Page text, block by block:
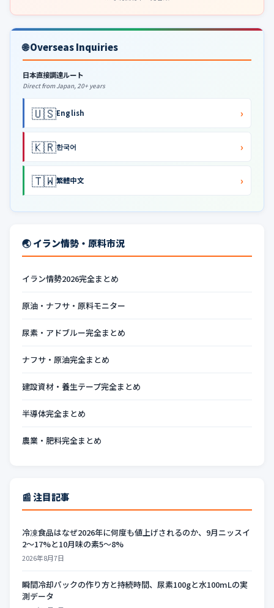
🌐 Overseas Inquiries
日本直接調達ルート
Direct from Japan, 20+ years
🇺🇸English ›
🇰🇷한국어 ›
🇹🇼繁體中文 ›
🌏 イラン情勢・原料市況
イラン情勢2026完全まとめ
原油・ナフサ・原料モニター
尿素・アドブルー完全まとめ
ナフサ・原油完全まとめ
建設資材・養生テープ完全まとめ
半導体完全まとめ
農業・肥料完全まとめ
📰 注目記事
冷凍食品はなぜ2026年に何度も値上げされるのか、9月ニッスイ
2〜17%と10月味の素5〜8%
2026年8月7日
瞬間冷却パックの作り方と持続時間、尿素100gと水100mLの実
測データ